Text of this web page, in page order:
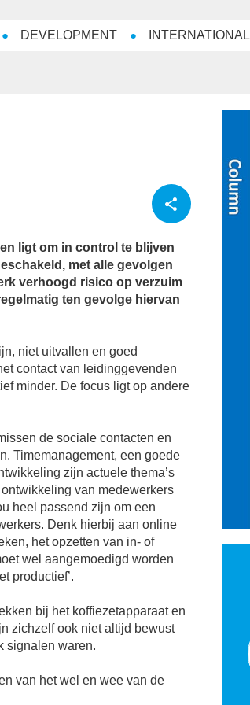
DEVELOPMENT INTERNATIONAL
ligt om in control te blijven
met alle gevolgen
verhoogd risico op verzuim
ten gevolge hiervan
niet uitvallen en goed
contact van leidinggevenden
minder. De focus ligt op andere
de sociale contacten en
Timemanagement, een goede
zijn actuele thema’s
van medewerkers
heel passend zijn om een
Denk hierbij aan online
het opzetten van in- of
wel aangemoedigd worden
productief’.
bij het koffiezetapparaat en
zichzelf ook niet altijd bewust
signalen waren.
van het wel en wee van de